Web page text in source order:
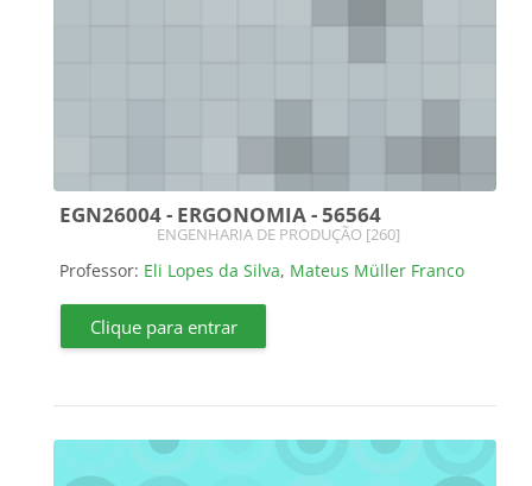
EGN26004 - ERGONOMIA - 56564
Categoria do curso
ENGENHARIA DE PRODUÇÃO [260]
Professor: Eli Lopes da Silva, Mateus Müller Franco
Clique para entrar